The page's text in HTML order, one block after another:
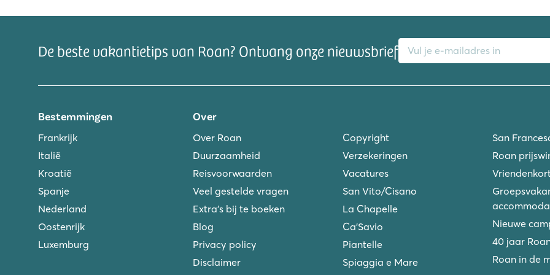
De beste vakantietips van Roan? Ontvang onze nieuwsbrief
E-mailadres
Bestemmingen
Frankrijk
Italië
Kroatië
Spanje
Nederland
Oostenrijk
Luxemburg
Over
Over Roan
Duurzaamheid
Reisvoorwaarden
Veel gestelde vragen
Extra's bij te boeken
Blog
Privacy policy
Disclaimer
Copyright
Verzekeringen
Vacatures
San Vito/Cisano
La Chapelle
Ca'Savio
Piantelle
Spiaggia e Mare
San
Roan
Nieuwe
40 jaar
Roan in de